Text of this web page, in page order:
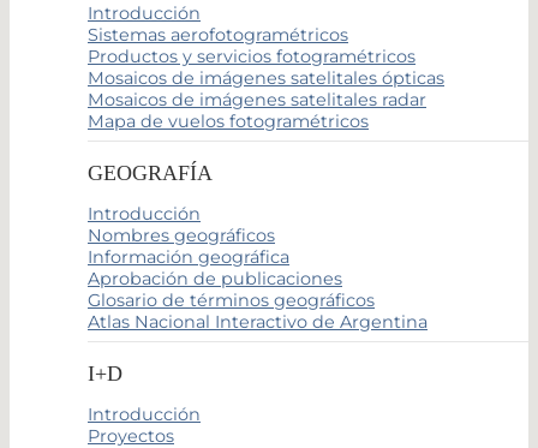
Introducción
Sistemas aerofotogramétricos
Productos y servicios fotogramétricos
Mosaicos de imágenes satelitales ópticas
Mosaicos de imágenes satelitales radar
Mapa de vuelos fotogramétricos
GEOGRAFÍA
Introducción
Nombres geográficos
Información geográfica
Aprobación de publicaciones
Glosario de términos geográficos
Atlas Nacional Interactivo de Argentina
I+D
Introducción
Proyectos